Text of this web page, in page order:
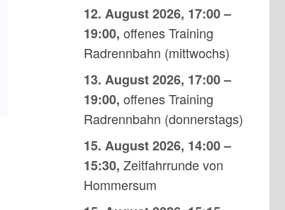
12. August 2026, 17:00–
19:00, offenes Training
Radrennbahn (mittwochs)
13. August 2026, 17:00–
19:00, offenes Training
Radrennbahn (donnerstags)
15. August 2026, 14:00–
15:30, Zeitfahrrunde von
Hommersum